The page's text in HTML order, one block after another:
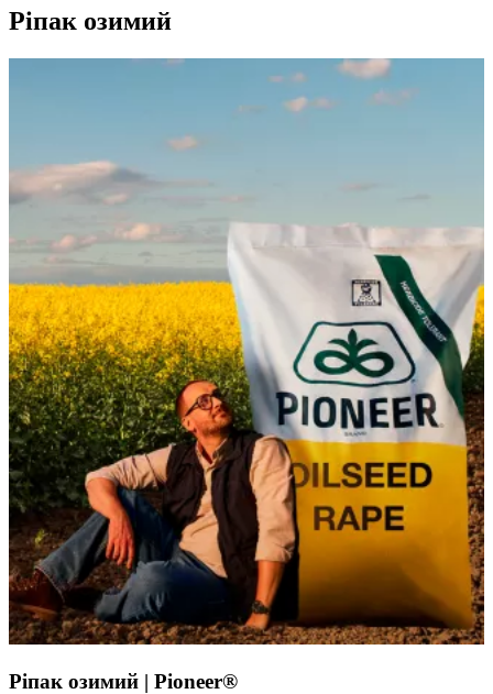
Ріпак озимий
Ріпак озимий | Pioneer®